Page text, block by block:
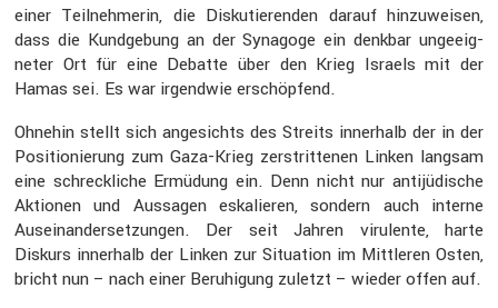
einer Teilneh­merin, die Disku­tie­renden darauf hinzu­weisen,
dass die Kundge­bung an der Synagoge ein denkbar ungeeig­
neter Ort für eine Debatte über den Krieg Israels mit der
Hamas sei. Es war irgendwie erschöp­fend.
Ohnehin stellt sich angesichts des Streits inner­halb der in der
Positio­nie­rung zum Gaza-Krieg zerstrit­tenen Linken langsam
eine schreck­liche Ermüdung ein. Denn nicht nur antijü­di­sche
Aktionen und Aussagen eskalieren, sondern auch interne
Ausein­an­der­set­zungen. Der seit Jahren virulente, harte
Diskurs inner­halb der Linken zur Situa­tion im Mittleren Osten,
bricht nun – nach einer Beruhi­gung zuletzt – wieder offen auf.